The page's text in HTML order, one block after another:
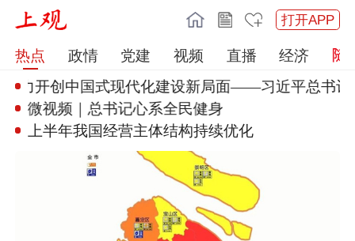
打开APP
热点 政情 党建 视频 直播
经济
开创中国式现代化建设新局面——习近平总书记今
微视频｜总书记心系全民健身
上半年我国经营主体结构持续优化